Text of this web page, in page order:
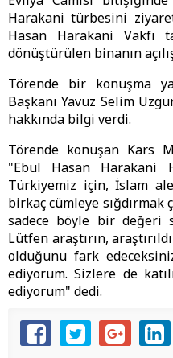
Harakani türbesini
Hasan Harakani Vakfı
dönüştürülen binanın
Törende bir konuşma
Başkanı Yavuz Selim
hakkında bilgi verdi.
Törende konuşan Kars
"Ebul Hasan Harakani
Türkiyemiz için, İslam
birkaç cümleye sığdırmak
sadece böyle bir değeri
Lütfen araştırın,
olduğunu fark
ediyorum. Sizlere de
ediyorum" dedi.